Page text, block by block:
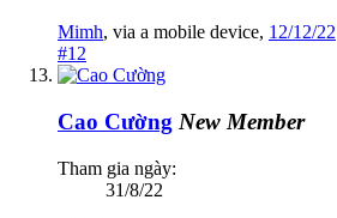
Mimh, via a mobile device, 12/12/22
#12
Cao Cường New Member
Tham gia ngày:
31/8/22